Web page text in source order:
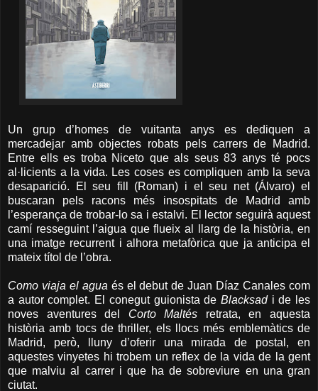
Un grup d’homes de vuitanta anys es dediquen a
mercadejar amb objectes robats pels carrers de Madrid.
Entre ells es troba Niceto que als seus 83 anys té pocs
al·licients a la vida. Les coses es compliquen amb la seva
desaparició. El seu fill (Roman) i el seu net (Álvaro) el
buscaran pels racons més insospitats de Madrid amb
l’esperança de trobar-lo sa i estalvi. El lector seguirà aquest
camí resseguint l’aigua que flueix al llarg de la història, en
una imatge recurrent i alhora metafòrica que ja anticipa el
mateix títol de l’obra.
Como viaja el agua és el debut de Juan Díaz Canales com
a autor complet. El conegut guionista de Blacksadi de les
noves aventures del Corto Maltés retrata, en aquesta
història amb tocs de thriller, els llocs més emblemàtics de
Madrid, però, lluny d’oferir una mirada de postal, en
aquestes vinyetes hi trobem un reflex de la vida de la gent
que malviu al carrer i que ha de sobreviure en una gran
ciutat.